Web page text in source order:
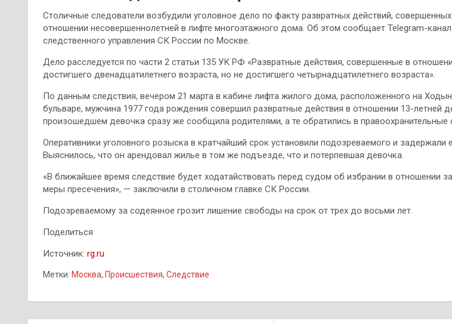
Столичные следователи возбудили уголовное дело по факту развратных действий,
отношении несовершеннолетней в лифте многоэтажного дома. Об этом сообщает Telegram-канал
следственного управления СК России по Москве.
Дело расследуется по части 2 статьи 135 УК РФ «Развратные действия, совершенные в
достигшего двенадцатилетнего возраста, но не достигшего четырнадцатилетнего возраста».
По данным следствия, вечером 21 марта в кабине лифта жилого дома, расположенного на
бульваре, мужчина 1977 года рождения совершил развратные действия в отношении 13-летней
произошедшем девочка сразу же сообщила родителями, а те обратились в правоохранительные
Оперативники уголовного розыска в кратчайший срок установили подозреваемого и задержали
Выяснилось, что он арендовал жилье в том же подъезде, что и потерпевшая девочка.
«В ближайшее время следствие будет ходатайствовать перед судом об избрании в отношении
меры пресечения», — заключили в столичном главке СК России.
Подозреваемому за содеянное грозит лишение свободы на срок от трех до восьми лет.
Поделиться
Источник: rg.ru
Метки: Москва, Происшествия, Следствие